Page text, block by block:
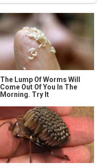
The Lump Of Worms Will
Come Out Of You In The
Morning. Try It